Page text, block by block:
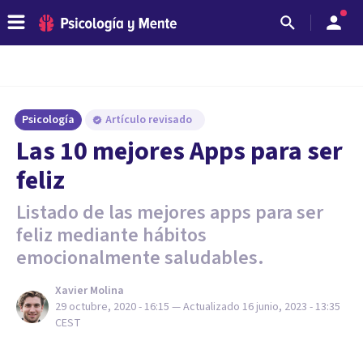
Psicología Artículo revisado
Las 10 mejores Apps para ser
feliz
Listado de las mejores apps para ser
feliz mediante hábitos
emocionalmente saludables.
Xavier Molina
29 octubre, 2020 - 16:15 — Actualizado 16 junio, 2023 - 13:35
CEST